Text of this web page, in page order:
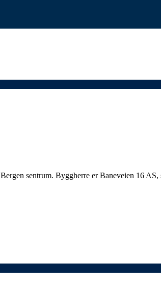
sentrum. Byggherre er Baneveien 16